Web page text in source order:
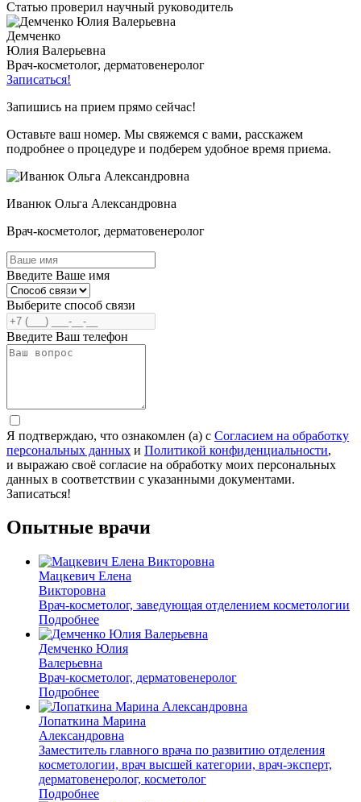
Статью проверил научный руководитель
Демченко
Юлия Валерьевна
Врач-косметолог, дерматовенеролог
Записаться!
Запишись на прием прямо сейчас!
Оставьте ваш номер. Мы свяжемся с вами, расскажем
подробнее о процедуре и подберем удобное время приема.
Иванюк Ольга Александровна
Врач-косметолог, дерматовенеролог
Введите Ваше имя
Выберите способ связи
Введите Ваш телефон
Я подтверждаю, что ознакомлен (а) с Согласием на обработку
персональных данных и Политикой конфиденциальности,
и выражаю своё согласие на обработку моих персональных
данных в соответствии с указанными документами.
Записаться!
Опытные врачи
Мацкевич Елена
Викторовна
Врач-косметолог, заведующая отделением косметологии
Подробнее
Демченко Юлия
Валерьевна
Врач-косметолог, дерматовенеролог
Подробнее
Лопаткина Марина
Александровна
Заместитель главного врача по развитию отделения
косметологии, врач высшей категории, врач-эксперт,
дерматовенеролог, косметолог
Подробнее